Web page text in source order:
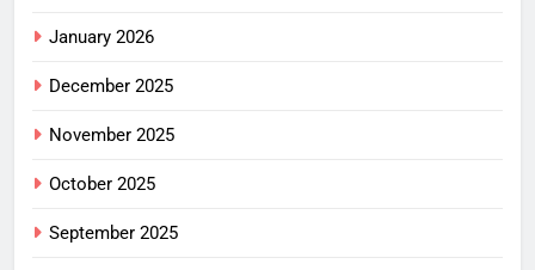
January 2026
December 2025
November 2025
October 2025
September 2025